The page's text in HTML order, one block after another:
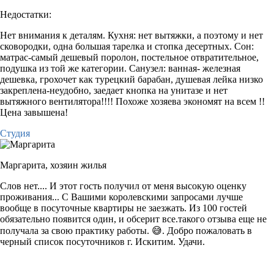
Недостатки:
Нет внимания к деталям. Кухня: нет вытяжки, а поэтому и нет
сковородки, одна большая тарелка и стопка десертных. Сон:
матрас-самый дешевый поролон, постельное отвратительное,
подушка из той же категории. Санузел: ванная- железная
дешевка, грохочет как турецкий барабан, душевая лейка низко
закреплена-неудобно, заедает кнопка на унитазе и нет
вытяжного вентилятора!!!! Похоже хозяева экономят на всем !!
Цена завышена!
Студия
Маргарита, хозяин жилья
Слов нет.... И этот гость получил от меня высокую оценку
проживания... С Вашими королевскими запросами лучше
вообще в посуточные квартиры не заезжать. Из 100 гостей
обязательно появится один, и обсерит все.такого отзыва еще не
получала за свою практику работы. 😅. Добро пожаловать в
черный список посуточников г. Искитим. Удачи.